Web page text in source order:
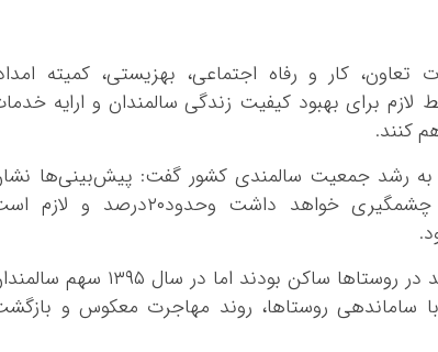
کار و رفاه اجتماعی، بهزیستی، کمیته
برای بهبود کیفیت زندگی سالمندان و ارایه
کنند.
به رشد جمعیت سالمندی کشور گفت: پیش‌بینی‌ها
می‌دهد جمعیت سالمندان تا سال ۱۴۲۰ افزایش چشمگیری خواهد داشت وحدود۲۰درصد و
سیلاوی افزود: در سال ۱۳۴۵ بیشترین جمعیت سالمند در روستاها ساکن بودند اما در سال ۱۳۹۵
ساماندهی روستاها، روند مهاجرت معکوس و